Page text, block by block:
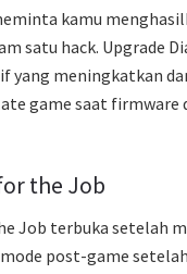
kamu
satu hack. Upgrade
yang meningkatkan
game saat firmware
the Job
Job terbuka setelah
post-game